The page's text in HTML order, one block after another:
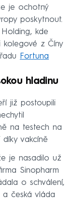
je ochotný
poskytnout.
kde
kolegové z Číny
Fortuna
hladinu
již postoupili
na testech na
vakcíně
je nasadilo už
Sinopharm
o schválení,
česká vláda